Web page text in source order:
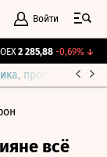
Войти
2 285,88 -0,69%↓
прогнозы
всё